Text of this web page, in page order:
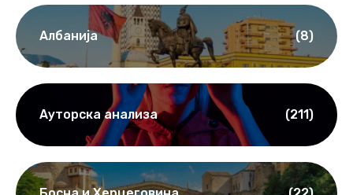
Албанија (8)
Ауторска анализа (211)